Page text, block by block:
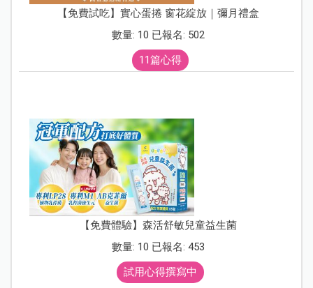
【免費試吃】實心蛋捲 窗花綻放｜彌月禮盒
數量: 10 已報名: 502
11篇心得
【免費體驗】森活舒敏兒童益生菌
數量: 10 已報名: 453
試用心得撰寫中